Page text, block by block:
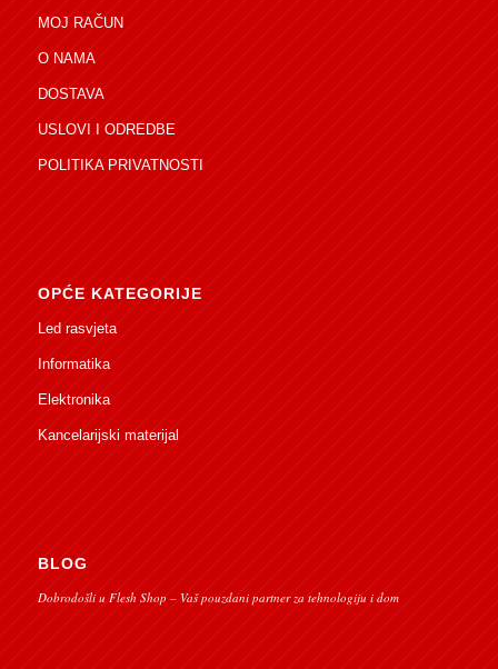
MOJ RAČUN
O NAMA
DOSTAVA
USLOVI I ODREDBE
POLITIKA PRIVATNOSTI
OPĆE KATEGORIJE
Led rasvjeta
Informatika
Elektronika
Kancelarijski materijal
BLOG
Dobrodošli u Flesh Shop – Vaš pouzdani partner za tehnologiju i dom